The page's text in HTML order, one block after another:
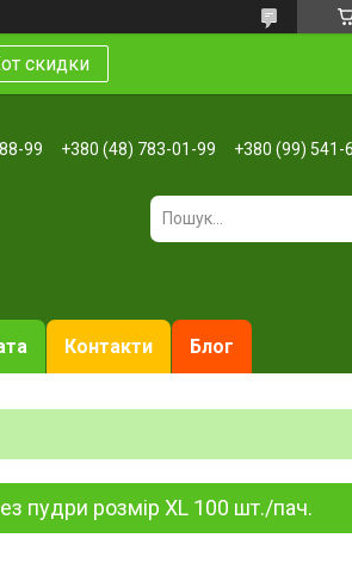
скидки
99 +380 (48) 783-01-99 +380 (99) 541-
Контакти Блог
пудри розмір XL 100 шт./пач.